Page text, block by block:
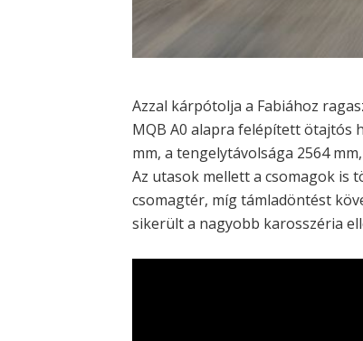
Azzal kárpótolja a Fabiához
MQB A0 alapra felépített ötajtós
mm, a tengelytávolsága 2564
Az utasok mellett a csomagok is
csomagtér, míg támladöntést
sikerült a nagyobb karosszéria